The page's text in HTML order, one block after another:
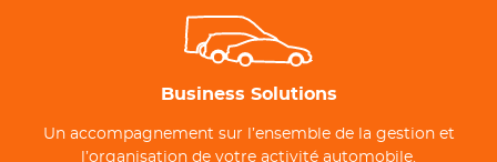
Business Solutions
Un accompagnement sur l’ensemble de la gestion et
l’organisation de votre activité automobile.